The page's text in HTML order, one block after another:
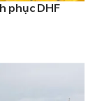
phục DHF